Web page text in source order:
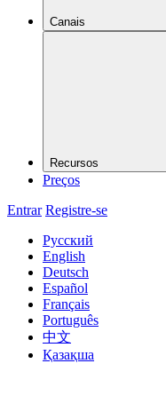
Canais
Recursos
Preços
Entrar Registre-se
Русский
English
Deutsch
Español
Français
Português
中文
Қазақша